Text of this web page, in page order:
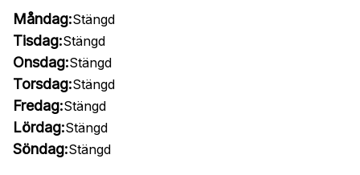
Måndag:Stängd
Tisdag:Stängd
Onsdag:Stängd
Torsdag:Stängd
Fredag:Stängd
Lördag:Stängd
Söndag:Stängd